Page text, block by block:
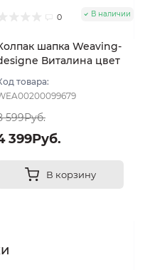
0 В наличии
шапка Weaving-
Виталина цвет
товара:
599Руб.
399Руб.
В корзину